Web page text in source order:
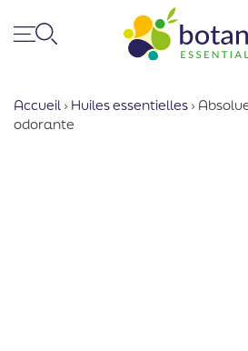
Accueil › Huiles essentielles ›
odorante